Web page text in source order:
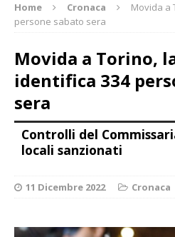
Home Cronaca
Movida a
persone sabato sera
Movida a Torino,
identifica 334
sera
Controlli del
locali sanzionati
11 Dicembre 2022 Cronaca